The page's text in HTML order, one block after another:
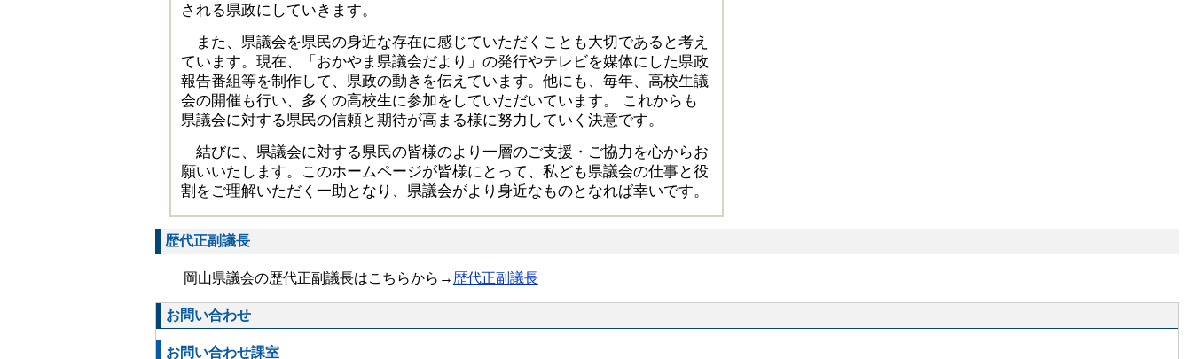
される県政にしていきます。
また、県議会を県民の身近な存在に感じていただくことも大切であると考え
ています。現在、「おかやま県議会だより」の発行やテレビを媒体にした県政
報告番組等を制作して、県政の動きを伝えています。他にも、毎年、高校生議
会の開催も行い、多くの高校生に参加をしていただいています。 これからも
県議会に対する県民の信頼と期待が高まる様に努力していく決意です。
結びに、県議会に対する県民の皆様のより一層のご支援・ご協力を心からお
願いいたします。このホームページが皆様にとって、私ども県議会の仕事と役
割をご理解いただく一助となり、県議会がより身近なものとなれば幸いです。
歴代正副議長
岡山県議会の歴代正副議長はこちらから→ 歴代正副議長
お問い合わせ
お問い合わせ課室